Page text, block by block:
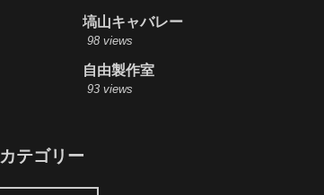
塙山キャバレー
98 views
自由製作室
93 views
カテゴリー